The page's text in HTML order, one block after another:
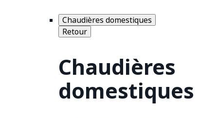
Chaudières domestiques
Retour
Chaudières
domestiques